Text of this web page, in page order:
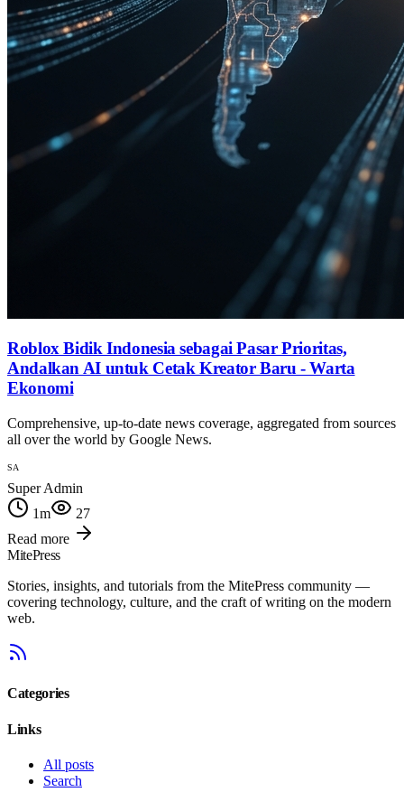
Roblox Bidik Indonesia sebagai Pasar Prioritas,
Andalkan AI untuk Cetak Kreator Baru - Warta
Ekonomi
Comprehensive, up-to-date news coverage, aggregated from sources
all over the world by Google News.
SA
Super Admin
1m
27
Read more
MitePress
Stories, insights, and tutorials from the MitePress community —
covering technology, culture, and the craft of writing on the modern
web.
Categories
Links
All posts
Search